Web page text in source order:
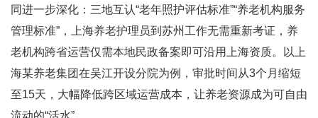
同进一步深化：三地互认“老年照护评估标准”“养老机构服务
管理标准”，上海养老护理员到苏州工作无需重新考证，养
老机构跨省运营仅需本地民政备案即可沿用上海资质。以上
海某养老集团在吴江开设分院为例，审批时间从3个月缩短
至15天，大幅降低跨区域运营成本，让养老资源成为可自由
流动的“活水”。